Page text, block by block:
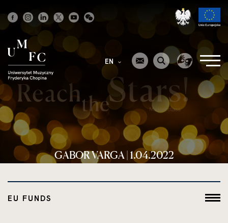
Strona
główna
EN
GABOR VARGA | 1.04.2022
EU FUNDS